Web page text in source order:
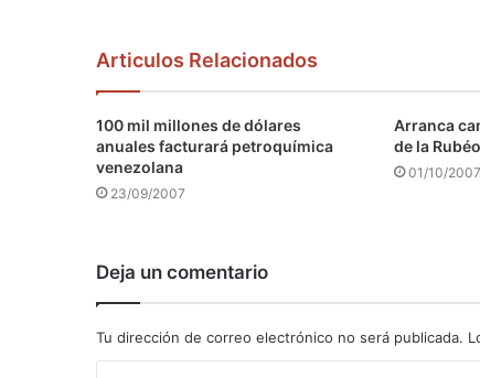
Articulos Relacionados
100 mil millones de dólares
anuales facturará petroquímica
venezolana
23/09/2007
Arranca
de la
01/10/2007
Deja un comentario
Tu dirección de correo electrónico no será publicada.